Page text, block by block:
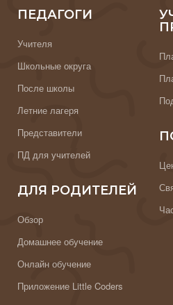
ПЕДАГОГИ
Учителя
Школьные округа
После школы
Летние лагеря
Представители
ПД для учителей
ДЛЯ РОДИТЕЛЕЙ
Обзор
Домашнее обучение
Онлайн обучение
Приложение Little Coders